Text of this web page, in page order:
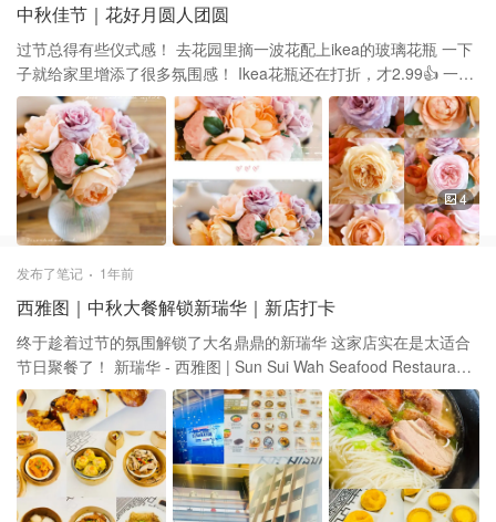
中秋佳节｜花好月圆人团圆
过节总得有些仪式感！ 去花园里摘一波花配上ikea的玻璃花瓶 一下
子就给家里增添了很多氛围感！ Ikea花瓶还在打折，才2.99👍 一起
来看看哪些花花入镜了吧 💜 紫色花是紫罗兰的骄傲 🩷 粉色花是
Olivia 💛 黄色花是玛格丽特王妃 💜 橙色花是夏洛特夫人 🩷 杏色花
是夏琳王妃 一起来看看你最爱的是哪一朵吧💕 夏日赏花｜DA月季之
夏洛特夫人 夏日赏花｜DA月季之Olivia小仙女
4
发布了笔记 1年前
西雅图｜中秋大餐解锁新瑞华｜新店打卡
终于趁着过节的氛围解锁了大名鼎鼎的新瑞华 这家店实在是太适合
节日聚餐了！ 新瑞华 - 西雅图 | Sun Sui Wah Seafood Restaurant -
Seattle 🏠 这家店的装修有种一秒回到国内的感觉 超高的棚顶，垂
射华丽的灯光 一些古玩的装饰和满墙的古风茶壶 氛围感直接拉满，
有种进大酒楼的感觉😆 很适合宴请或者节日聚餐，有排面👍 🥟 食
物整体能排进西雅图一流行列 但在一流的队伍里只能算中规中矩吧
我们去吃的早茶，点了经典的烧麦虾饺等 都挺好吃的，没说一秒惊
艳但都算合格 本来给小朋友充饥点了份烧鸭米粉 这个倒是出乎意料